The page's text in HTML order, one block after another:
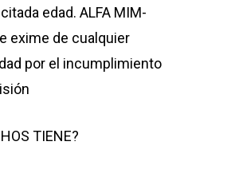
edad. ALFA MIM-
exime de cualquier
por el incumplimiento
TIENE?